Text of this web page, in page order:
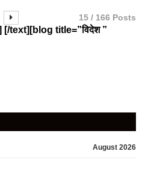
15 / 166 Posts
text][blog title=”विदेश ”
August 2026